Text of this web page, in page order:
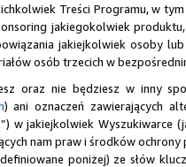
Treści Programu, w
jakiegokolwiek
jakiejkolwiek osoby
osób trzecich w
oraz nie będziesz w inny
) ani oznaczeń zawierających
w jakiejkolwiek
nam praw i środków
poniżej) ze słów